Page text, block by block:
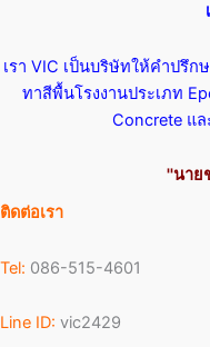
เรา VIC เป็นบริษัทให้คำปรึ
ทาสีพื้นโรงงานประเภท
Concrete แ
''นาย
ติดต่อเรา
Tel: 086-515-4601
Line ID: vic2429